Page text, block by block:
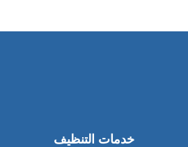
خدمات التنظيف